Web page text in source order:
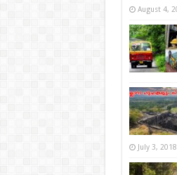
August 4,
July 3, 2018